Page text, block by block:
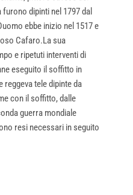
dipinti nel 1797 dal
ebbe inizio nel 1517 e
Cafaro.La sua
e ripetuti interventi di
eseguito il soffitto in
reggeva tele dipinte da
con il soffitto, dalle
guerra mondiale
resi necessari in seguito